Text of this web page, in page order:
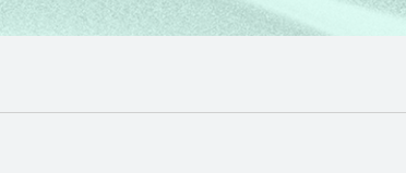
ABA)
NOVA ABA)
EM NOVA ABA)
EM NOVA ABA)
(ABRE EM NOVA ABA)
(ABRE EM NOVA ABA)
DO NIC.BR (ABRE EM NOVA ABA)
NIC.BR (ABRE EM NOVA ABA)